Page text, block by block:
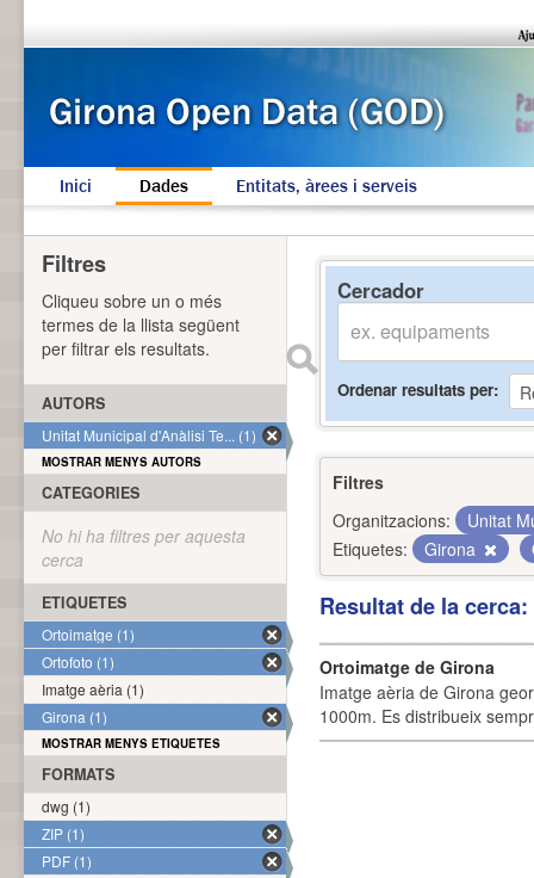
Inici Dades Entitats, àrees i serveis
Cercador
Ordenar resultats per
Filtres
Organitzacions:
Unitat
Etiquetes:
Girona
Resultat de la
Ortoimatge de Girona
Imatge aèria de Girona
1000m. Es distribueix
Filtres
Cliqueu sobre un o més
termes de la llista següent
per filtrar els resultats.
AUTORS
Unitat Municipal d'Anàlisi Te... (1)
MOSTRAR MENYS AUTORS
CATEGORIES
No hi ha filtres per aquesta
cerca
ETIQUETES
Ortoimatge (1)
Ortofoto (1)
Imatge aèria (1)
Girona (1)
MOSTRAR MENYS ETIQUETES
FORMATS
dwg (1)
ZIP (1)
PDF (1)